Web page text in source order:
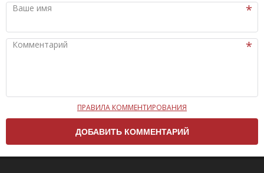
Ваше имя
Комментарий
Чтобы ваш комментарий был опубликован на сайте,
вам нужно придерживаться следующих правил:
Комментарий не может быть слишком
ПРАВИЛА КОММЕНТИРОВАНИЯ